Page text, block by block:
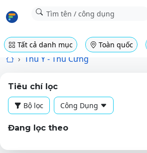
Tất cả danh mục Toàn quốc
Thú Y - Thú Cưng
Tiêu chí lọc
Bộ lọc
Công Dụng
Đang lọc theo